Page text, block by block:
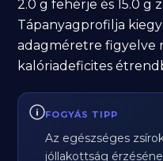
2.0 g fehérje és 15.0 g
Tápanyagprofilja
adagméretre figyelve
kalóriadeficites
FOGYÁS TIPP
Az egészséges
jóllakottság